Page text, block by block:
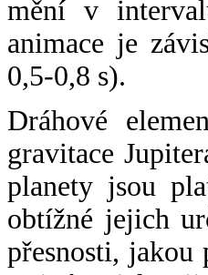
mění v
animace je
0,5-0,8 s).
Dráhové
gravitace
planety jsou
obtížné jejich
přesnosti, jakou